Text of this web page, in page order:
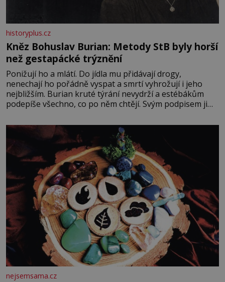
historyplus.cz
Kněz Bohuslav Burian: Metody StB byly horší
než gestapácké trýznění
Ponižují ho a mlátí. Do jídla mu přidávají drogy,
nenechají ho pořádně vyspat a smrtí vyhrožují i jeho
nejbližším. Burian kruté týrání nevydrží a estébákům
podepíše všechno, co po něm chtějí. Svým podpisem jim
fyzický ani psychický nátlak. Syn brněnského řezníka
chce být knězem a
nejsemsama.cz